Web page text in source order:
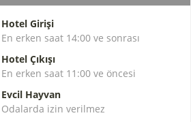
Hotel Girişi
En erken saat 14:00 ve sonrası
Hotel Çıkışı
En erken saat 11:00 ve öncesi
Evcil Hayvan
Odalarda izin verilmez